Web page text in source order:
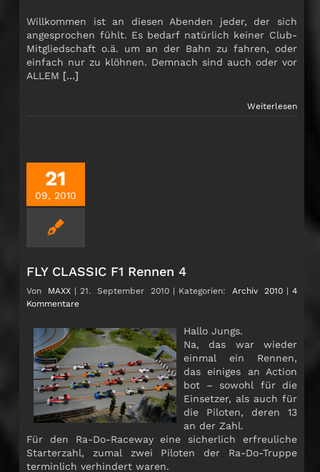
Willkommen ist an diesen Abenden jeder, der sich
angesprochen fühlt. Es bedarf natürlich keiner Club-
Mitgliedschaft o.ä. um an der Bahn zu fahren, oder
einfach nur zu klöhnen. Demnach sind auch oder vor
ALLEM […]
Weiterlesen
21
09, 2010
FLY CLASSIC F1 Rennen 4
Von MAXX | 21. September 2010 | Kategorien: Archiv 2010 | 4
Kommentare
Hallo Jungs.
Na, das war wieder
einmal ein Rennen,
das einiges an Action
bot – sowohl für die
Einsetzer, als auch für
die Piloten, deren 13
an der Zahl.
Für den Ra-Do-Raceway eine sicherlich erfreuliche
Starterzahl, zumal zwei Piloten der Ra-Do-Truppe
terminlich verhindert waren.